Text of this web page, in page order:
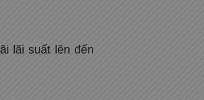
lãi suất lên đến